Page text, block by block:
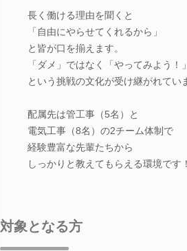
長く働ける理由を聞くと
「自由にやらせてくれるから」
と皆が口を揃えます。
「ダメ」ではなく「やってみよう！」
という挑戦の文化が受け継がれてい
配属先は管工事（5名）と
電気工事（8名）の2チーム体制で
経験豊富な先輩たちから
しっかりと教えてもらえる環境です！
対象となる方